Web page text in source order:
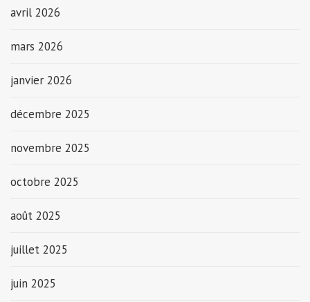
avril 2026
mars 2026
janvier 2026
décembre 2025
novembre 2025
octobre 2025
août 2025
juillet 2025
juin 2025